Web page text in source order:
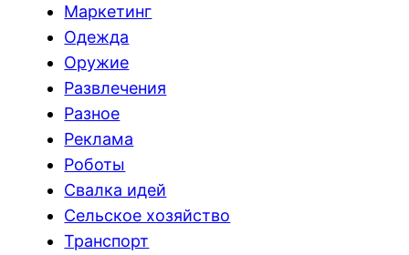
Маркетинг
Одежда
Оружие
Развлечения
Разное
Реклама
Роботы
Свалка идей
Сельское хозяйство
Транспорт